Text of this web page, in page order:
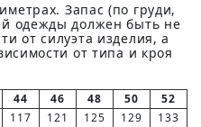
Запас (по груди,
одежды должен быть не
от силуэта изделия, а
от типа и кроя
44 46 48 50
52
117 121 125 129
133